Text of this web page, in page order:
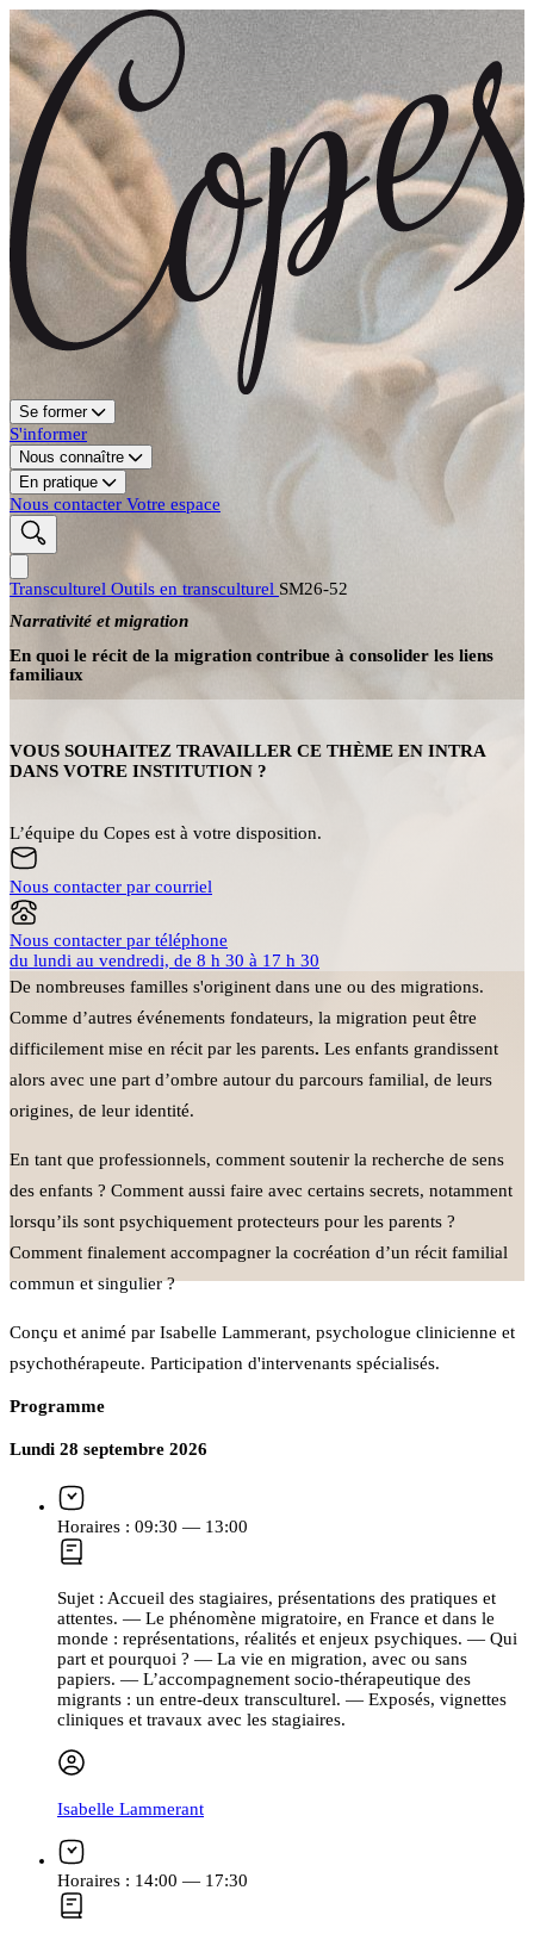
Se former
S'informer
Nous connaître
En pratique
Nous contacter Votre espace
Transculturel Outils en transculturel SM26-52
Narrativité et migration
En quoi le récit de la migration contribue à consolider les liens
familiaux
VOUS SOUHAITEZ TRAVAILLER CE THÈME EN INTRA
DANS VOTRE INSTITUTION ?
L’équipe du Copes est à votre disposition.
Nous contacter par courriel
Nous contacter par téléphone
du lundi au vendredi, de 8 h 30 à 17 h 30
De nombreuses familles s'originent dans une ou des migrations.
Comme d’autres événements fondateurs, la migration peut être
difficilement mise en récit par les parents. Les enfants grandissent
alors avec une part d’ombre autour du parcours familial, de leurs
origines, de leur identité.
En tant que professionnels, comment soutenir la recherche de sens
des enfants ? Comment aussi faire avec certains secrets, notamment
lorsqu’ils sont psychiquement protecteurs pour les parents ?
Comment finalement accompagner la cocréation d’un récit familial
commun et singulier ?
Conçu et animé par Isabelle Lammerant, psychologue clinicienne et
psychothérapeute. Participation d'intervenants spécialisés.
Programme
Lundi 28 septembre 2026
Horaires : 09:30 — 13:00
Sujet : Accueil des stagiaires, présentations des pratiques et
attentes. — Le phénomène migratoire, en France et dans le
monde : représentations, réalités et enjeux psychiques. — Qui
part et pourquoi ? — La vie en migration, avec ou sans
papiers. — L’accompagnement socio-thérapeutique des
migrants : un entre-deux transculturel. — Exposés, vignettes
cliniques et travaux avec les stagiaires.
Isabelle Lammerant
Horaires : 14:00 — 17:30